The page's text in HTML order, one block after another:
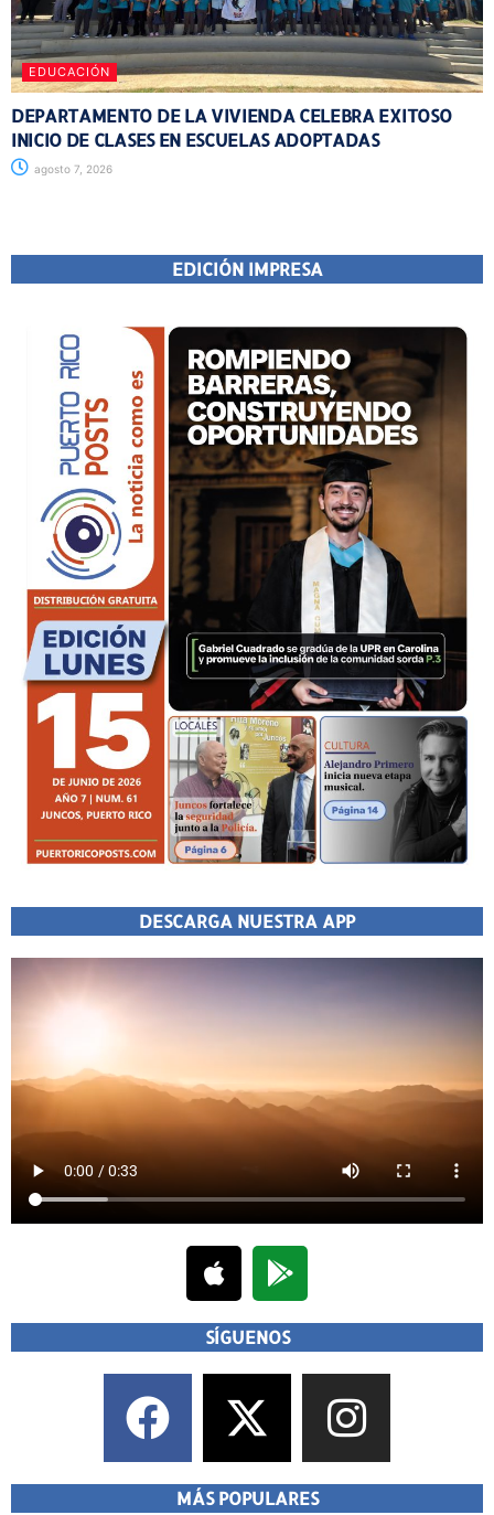
EDUCACIÓN
DEPARTAMENTO DE LA VIVIENDA CELEBRA EXITOSO
INICIO DE CLASES EN ESCUELAS ADOPTADAS
agosto 7, 2026
EDICIÓN IMPRESA
DESCARGA NUESTRA APP
SÍGUENOS
MÁS POPULARES